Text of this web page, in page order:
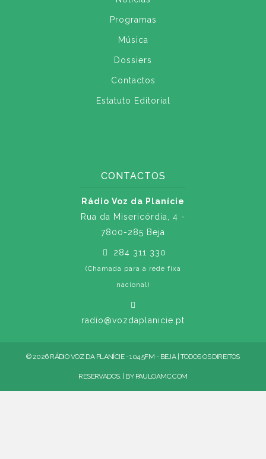
Programas
Música
Dossiers
Contactos
Estatuto Editorial
CONTACTOS
Rádio Voz da Planície
Rua da Misericórdia, 4 -
7800-285 Beja
284 311 330
(Chamada para a rede fixa
nacional)
radio@vozdaplanicie.pt
© 2026 RÁDIO VOZ DA PLANÍCIE - 104.5FM - BEJA | TODOS OS DIREITOS
RESERVADOS. | BY PAULOAMC.COM